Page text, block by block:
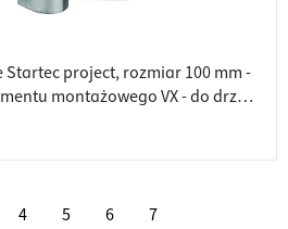
project, rozmiar 100 mm -
montażowego VX - do drzwi
4 5 6 7